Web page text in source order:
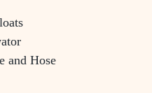
and Hose